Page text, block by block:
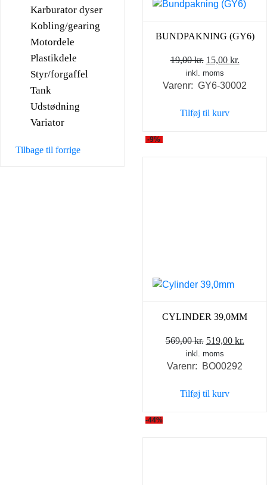
Karburator dyser
Kobling/gearing
Motordele
Plastikdele
Styr/forgaffel
Tank
Udstødning
Variator
Tilbage til forrige
BUNDPAKNING (GY6)
19,00kr. Den
oprindelige
pris
19,00 kr..
15,00 kr.
pris
inkl. moms
Varenr: GY6-30002
Tilføj til kurv
-9%
CYLINDER 39,0MM
569,00kr. Den
oprindelige
pris
569,00 kr..
519,00 kr.
inkl. moms
Varenr: BO00292
Tilføj til kurv
-44%